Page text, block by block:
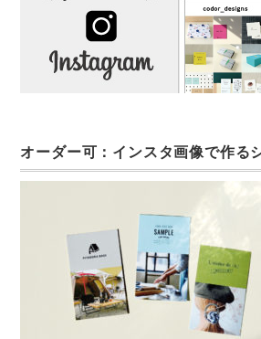
オーダー可：インスタ画像で作る